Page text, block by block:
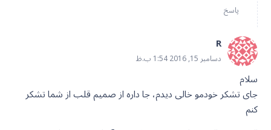
پاسخ
R
دسامبر 15, 2016 1:54 ب.ظ
سلام
جای تشکر خودمو خالی دیدم، جا داره از صمیم قلب از شما تشکر
کنم